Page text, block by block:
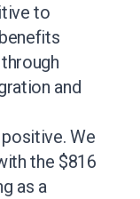
to
and
We
the $816
as a